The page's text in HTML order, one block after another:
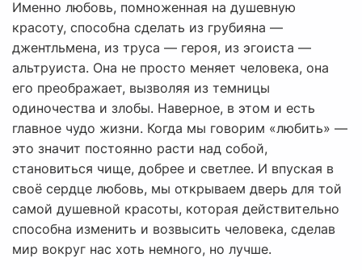
Именно любовь, помноженная на душевную
красоту, способна сделать из грубияна —
джентльмена, из труса — героя, из эгоиста —
альтруиста. Она не просто меняет человека, она
его преображает, вызволяя из темницы
одиночества и злобы. Наверное, в этом и есть
главное чудо жизни. Когда мы говорим «любить» —
это значит постоянно расти над собой,
становиться чище, добрее и светлее. И впуская в
своё сердце любовь, мы открываем дверь для той
самой душевной красоты, которая действительно
способна изменить и возвысить человека, сделав
мир вокруг нас хоть немного, но лучше.